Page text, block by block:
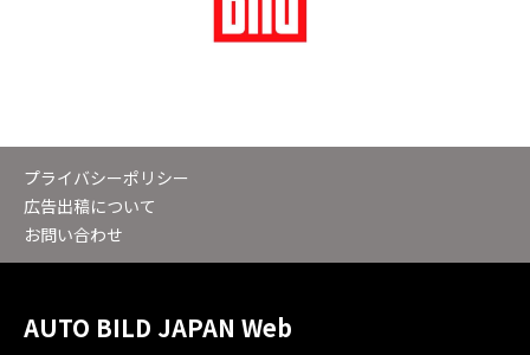
プライバシーポリシー
広告出稿について
お問い合わせ
AUTO BILD JAPAN Web